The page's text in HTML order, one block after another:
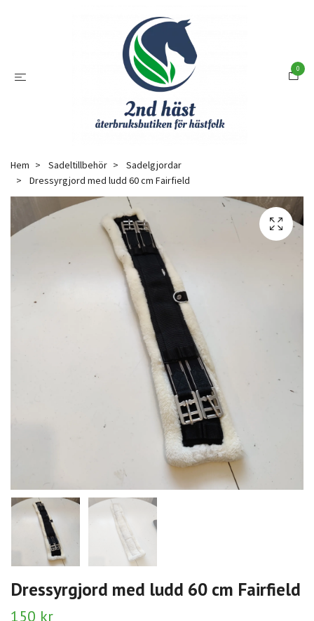
0
Hem Sadeltillbehör
Sadelgjordar
Dressyrgjord med ludd 60 cm Fairfield
Dressyrgjord med ludd 60 cm Fairfield
150 kr